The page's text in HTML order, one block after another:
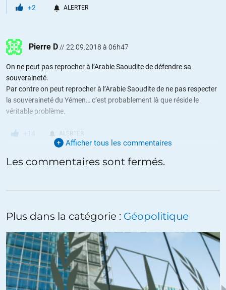
+2 ALERTER
Pierre D // 22.09.2018 à 06h47
On ne peut pas reprocher à l’Arabie Saoudite de défendre sa
souveraineté.
Par contre on peut reprocher à l’Arabie Saoudite de ne pas respecter
la souveraineté du Yémen… c’est probablement là que réside le
véritable problème.
+14 ALERTER
22.09.2018 à 08h39
la place par la terreur, la corruption et l’obscurantisme. De quelle
+12 ALERTER
Pierre D//22.09.2018 à 08h47
De la souveraineté des souverains.
+8 ALERTER
Afficher tous les commentaires
Les commentaires sont fermés.
Plus dans la catégorie : Géopolitique